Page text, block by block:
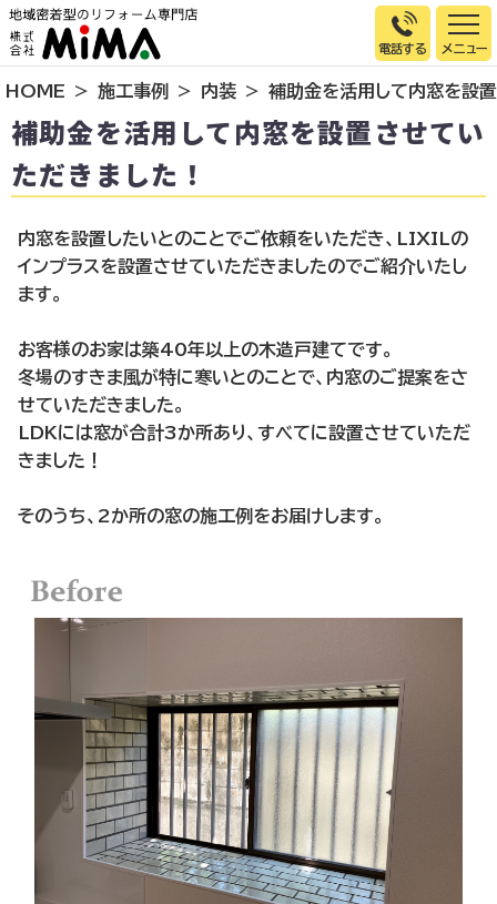
電話する
トップページ
選ばれる理由
施工事例
お客様の声
イベント情報
店舗＆モデルハウス紹介
スタッフ紹介
リフォームの流れ
お知らせ
会社概要
HOME 施工事例 内装 補助金を活用して内窓を設
補助金を活用して内窓を設置させてい
ただきました！
内窓を設置したいとのことでご依頼をいただき、LIXILの
インプラスを設置させていただきましたのでご紹介いたし
ます。
お客様のお家は築40年以上の木造戸建てです。
冬場のすきま風が特に寒いとのことで、内窓のご提案をさ
せていただきました。
LDKには窓が合計3か所あり、すべてに設置させていただ
きました！
そのうち、2か所の窓の施工例をお届けします。